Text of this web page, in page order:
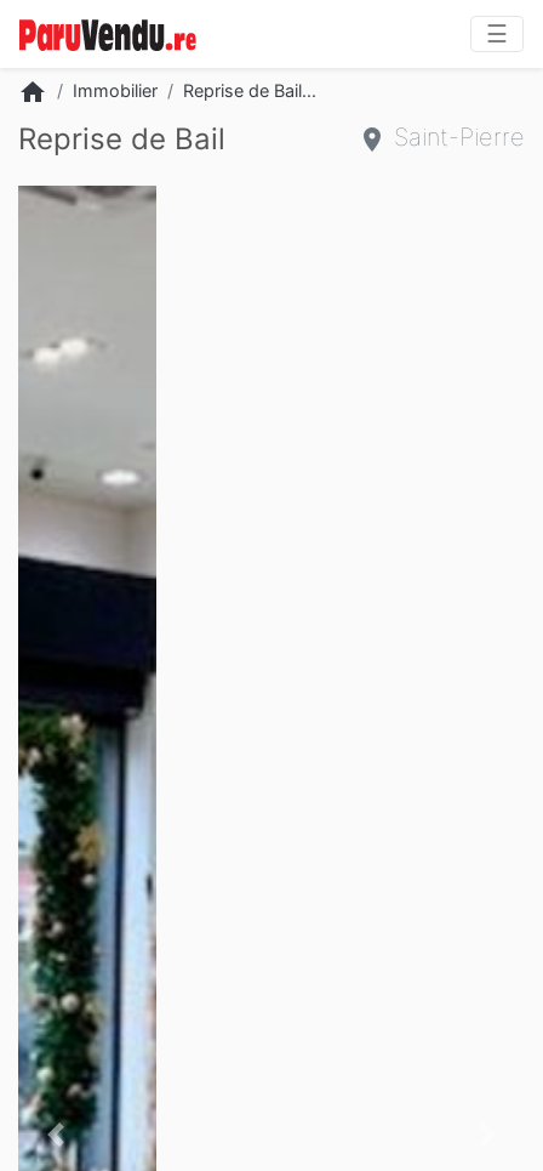
☰
home
Immobilier Reprise de Bail...
Reprise de Bail Saint-Pierre
Slide 2 of 3
Previous